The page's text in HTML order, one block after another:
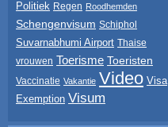
Politiek Regen Roodhemden
Schengenvisum Schiphol
Suvarnabhumi Airport Thaise
vrouwen Toerisme Toeristen
Vaccinatie Vakantie Video Visa
Exemption Visum